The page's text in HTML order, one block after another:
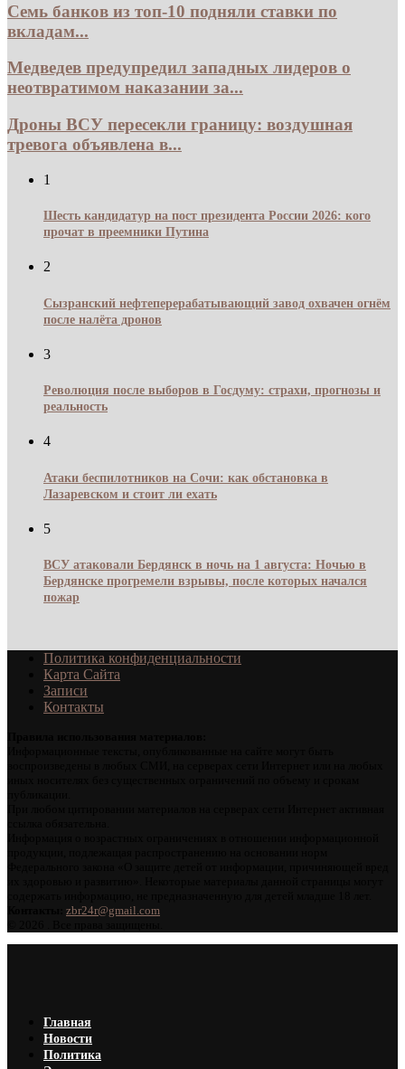
Семь банков из топ-10 подняли ставки по
вкладам...
Медведев предупредил западных лидеров о
неотвратимом наказании за...
Дроны ВСУ пересекли границу: воздушная
тревога объявлена в...
1
Шесть кандидатур на пост президента России 2026: кого
прочат в преемники Путина
2
Сызранский нефтеперерабатывающий завод охвачен огнём
после налёта дронов
3
Революция после выборов в Госдуму: страхи, прогнозы и
реальность
4
Атаки беспилотников на Сочи: как обстановка в
Лазаревском и стоит ли ехать
5
ВСУ атаковали Бердянск в ночь на 1 августа: Ночью в
Бердянске прогремели взрывы, после которых начался
пожар
Политика конфиденциальности
Карта Сайта
Записи
Контакты
zbr24r@gmail.com
Главная
Новости
Политика